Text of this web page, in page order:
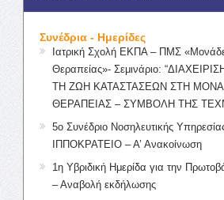
Συνέδρια - Ημερίδες
Ιατρική Σχολή ΕΚΠΑ – ΠΜΣ
Θεραπείας»- Σεμινάριο:
ΤΗ ΖΩΗ ΚΑΤΑΣΤΑΣΕΩΝ ΣΤΗ
ΘΕΡΑΠΕΙΑΣ – ΣΥΜΒΟΛΗ ΤΗΣ
5ο Συνέδριο Νοσηλευτικής
ΙΠΠΟΚΡΑΤΕΙΟ – Α’ Ανακοίνωση
1η Υβριδική Ημερίδα για την
– Αναβολή εκδήλωσης